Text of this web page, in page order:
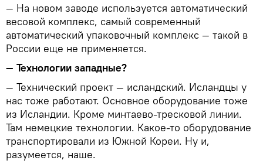
— На новом заводе используется автоматический
весовой комплекс, самый современный
автоматический упаковочный комплекс — такой в
России еще не применяется.
— Технологии западные?
— Технический проект — исландский. Исландцы у
нас тоже работают. Основное оборудование тоже
из Исландии. Кроме минтаево-тресковой линии.
Там немецкие технологии. Какое-то оборудование
транспортировали из Южной Кореи. Ну и,
разумеется, наше.